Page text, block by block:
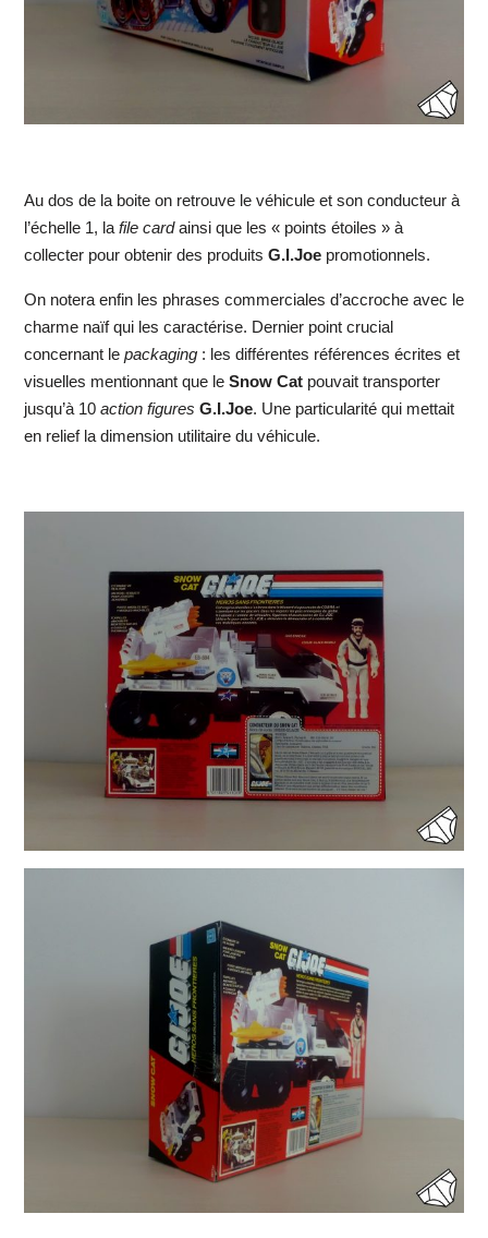
Au dos de la boite on retrouve le véhicule et son conducteur à
l’échelle 1, la file cardainsi que les « points étoiles » à
collecter pour obtenir des produits G.I.Joepromotionnels.
On notera enfin les phrases commerciales d’accroche avec le
charme naïf qui les caractérise. Dernier point crucial
concernant le packaging: les différentes références écrites et
visuelles mentionnant que le Snow Catpouvait transporter
jusqu’à 10 action figures G.I.Joe. Une particularité qui mettait
en relief la dimension utilitaire du véhicule.